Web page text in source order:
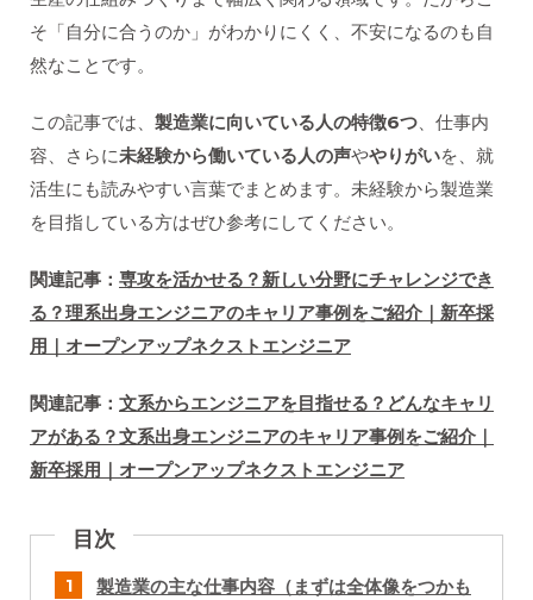
そ「自分に合うのか」がわかりにくく、不安になるのも自
然なことです。
この記事では、 製造業に向いている人の特徴6つ、仕事内
容、さらに未経験から働いている人の声ややりがいを、就
活生にも読みやすい言葉でまとめます。未経験から製造業
を目指している方はぜひ参考にしてください。
関連記事： 専攻を活かせる？新しい分野にチャレンジでき
る？理系出身エンジニアのキャリア事例をご紹介｜新卒採
用｜オープンアップネクストエンジニア
関連記事： 文系からエンジニアを目指せる？どんなキャリ
アがある？文系出身エンジニアのキャリア事例をご紹介｜
新卒採用｜オープンアップネクストエンジニア
目次
製造業の主な仕事内容（まずは全体像をつかも